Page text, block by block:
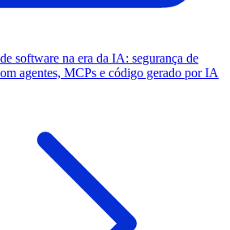
software na era da IA: segurança de
agentes, MCPs e código gerado por IA